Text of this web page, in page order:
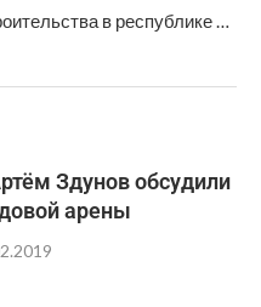
в республике …
Здунов обсудили
арены